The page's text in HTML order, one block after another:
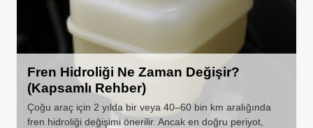
Fren Hidroliği Ne Zaman Değişir?
(Kapsamlı Rehber)
Çoğu araç için 2 yılda bir veya 40–60 bin km aralığında
fren hidroliği değişimi önerilir. Ancak en doğru periyot,